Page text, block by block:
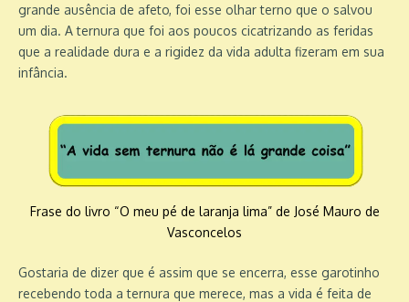
grande ausência de afeto, foi esse olhar terno que o salvou
um dia. A ternura que foi aos poucos cicatrizando as feridas
que a realidade dura e a rigidez da vida adulta fizeram em sua
infância.
Frase do livro “O meu pé de laranja lima” de José Mauro de
Vasconcelos
Gostaria de dizer que é assim que se encerra, esse garotinho
recebendo toda a ternura que merece, mas a vida é feita de